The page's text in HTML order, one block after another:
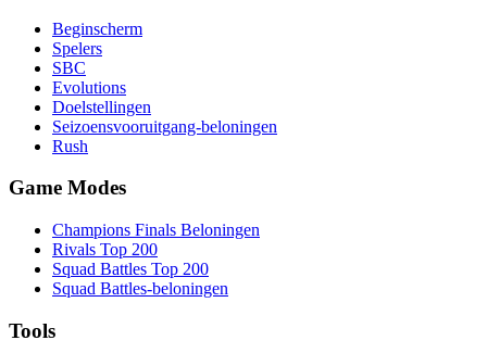
Beginscherm
Spelers
SBC
Evolutions
Doelstellingen
Seizoensvooruitgang-beloningen
Rush
Game Modes
Champions Finals Beloningen
Rivals Top 200
Squad Battles Top 200
Squad Battles-beloningen
Tools